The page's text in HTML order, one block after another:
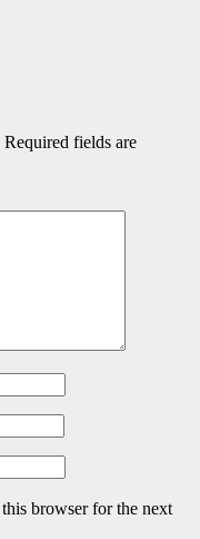
Required fields are
browser for the next